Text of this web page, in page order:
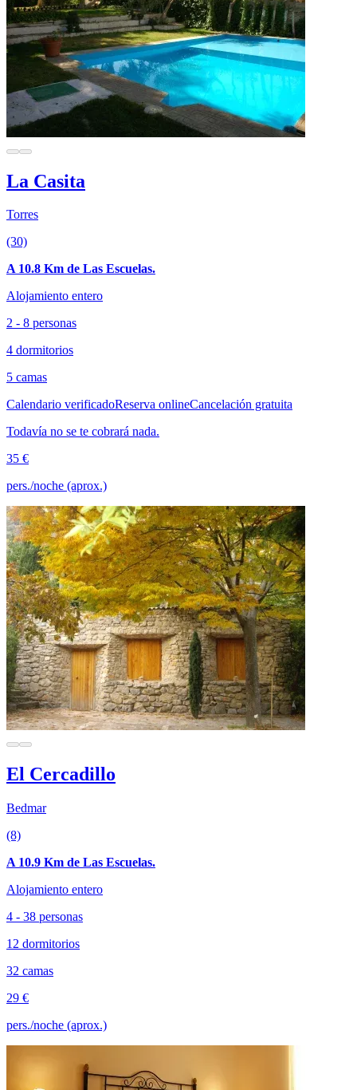
La Casita
Torres
(30)
A 10.8 Km de Las Escuelas.
Alojamiento entero
2 - 8 personas
4 dormitorios
5 camas
Calendario verificadoReserva onlineCancelación gratuita
Todavía no se te cobrará nada.
35 €
pers./noche (aprox.)
El Cercadillo
Bedmar
(8)
A 10.9 Km de Las Escuelas.
Alojamiento entero
4 - 38 personas
12 dormitorios
32 camas
29 €
pers./noche (aprox.)